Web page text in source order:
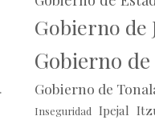
Gobierno de
Gobierno
Gobierno de
Inseguridad Ipejal